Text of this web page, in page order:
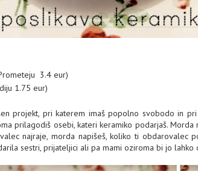
3.4 eur)
1.75 eur)
projekt, pri katerem imaš popolno svobodo in
prilagodiš osebi, kateri keramiko podarjaš. Morda
najraje, morda napišeš, koliko ti obdarovalec
sestri, prijateljici ali pa mami oziroma bi jo lahko